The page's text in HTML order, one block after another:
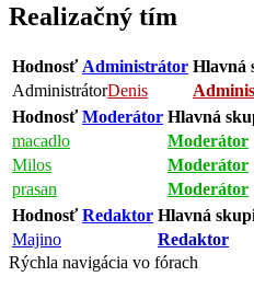
Realizačný tím
Hodnosť Administrátor Hlavná
AdministrátorDenis
HodnosťModerátor Hlavná
macadlo
Moderátor
Milos
Moderátor
prasan
Moderátor
HodnosťRedaktor Hlavná
Majino
Redaktor
Rýchla navigácia vo fórach